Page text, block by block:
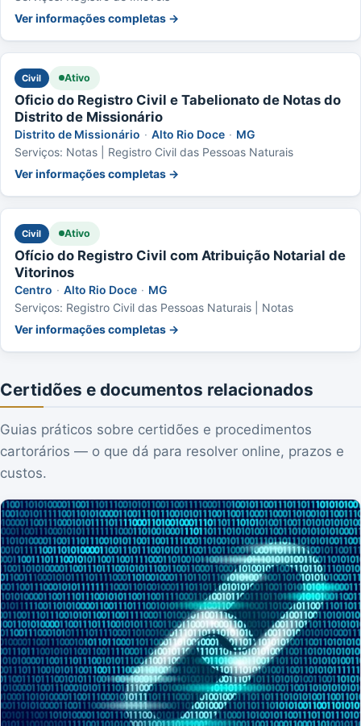
Ver informações completas →
Civil Ativo
Oficio do Registro Civil e Tabelionato de Notas do
Distrito de Missionário
Distrito de Missionário · Alto Rio Doce · MG
Serviços: Notas | Registro Civil das Pessoas Naturais
Ver informações completas →
Civil Ativo
Ofício do Registro Civil com Atribuição Notarial de
Vitorinos
Centro · Alto Rio Doce · MG
Serviços: Registro Civil das Pessoas Naturais | Notas
Ver informações completas →
Certidões e documentos relacionados
Guias práticos sobre certidões e procedimentos
cartorários — o que dá para resolver online, prazos e
custos.